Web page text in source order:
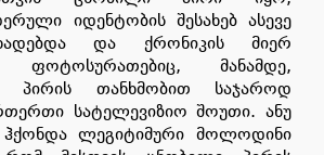
იდენტობის შესახებ ასევე
და ქრონიკის მიერ
ფოტოსურათებიც, მანამდე,
პირის თანხმობით საჯაროდ
სატელევიზიო შოუთი. ანუ
ჰქონდა ლეგიტიმური მოლოდინი